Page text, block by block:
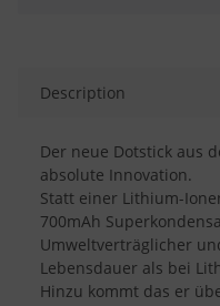
Description
Der neue Dotstick aus
absolute Innovation.
Statt einer Lithium-
700mAh
Umweltverträglicher
Lebensdauer als bei
Hinzu kommt das er